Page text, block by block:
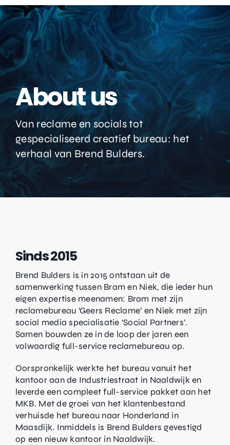
About us
Van reclame en socials tot
gespecialiseerd creatief bureau: het
verhaal van Brend Bulders.
Sinds 2015
Brend Bulders is in 2015 ontstaan uit de
samenwerking tussen Bram en Niek, die ieder hun
eigen expertise meenamen: Bram met zijn
reclamebureau ‘Geers Reclame’ en Niek met zijn
social media specialisatie ‘Social Partners’.
Samen bouwden ze in de loop der jaren een
volwaardig full-service reclamebureau op.
Oorspronkelijk werkte het bureau vanuit het
kantoor aan de Industriestraat in Naaldwijk en
leverde een compleet full-service pakket aan het
MKB. Met de groei van het klantenbestand
verhuisde het bureau naar Honderland in
Maasdijk. Inmiddels is Brend Bulders gevestigd
op een nieuw kantoor in Naaldwijk.